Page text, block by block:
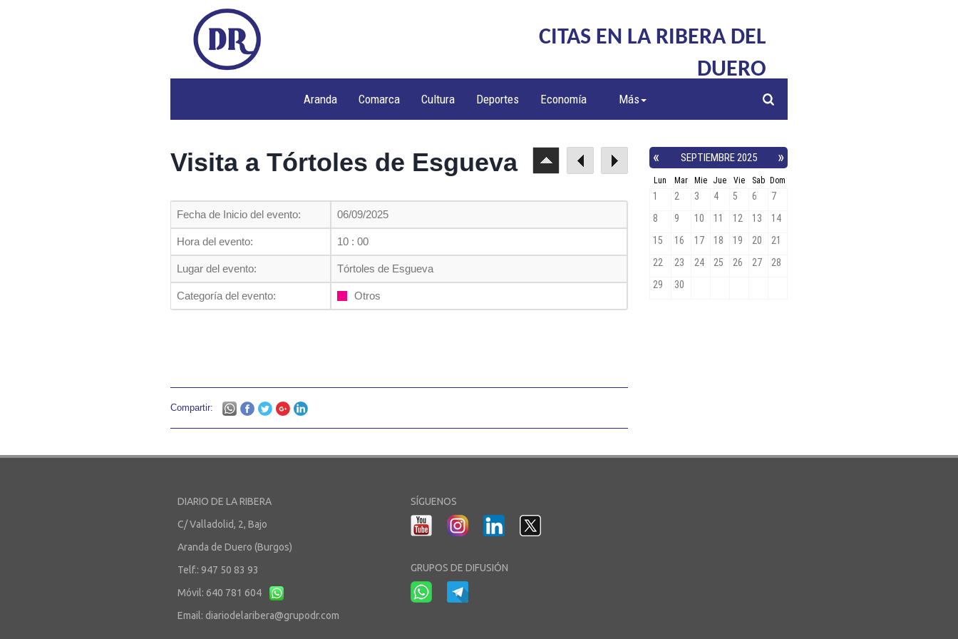
CITAS EN LA RIBERA DEL
DUERO
Aranda Comarca Cultura Deportes Economía Más
Visita a Tórtoles de Esgueva
Fecha de Inicio del evento: 06/09/2025
Hora del evento: 10 : 00
Lugar del evento: Tórtoles de Esgueva
Categoría del evento: Otros
Compartir:
DIARIO DE LA RIBERA
C/ Valladolid, 2, Bajo
Aranda de Duero (Burgos)
Telf.: 947 50 83 93
Móvil: 640 781 604
Email: diariodelaribera@grupodr.com
SÍGUENOS
GRUPOS DE DIFUSIÓN